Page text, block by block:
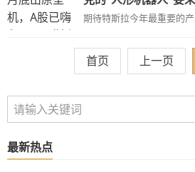
期待特斯拉今年最重要的产
首页 上一页
最新热点